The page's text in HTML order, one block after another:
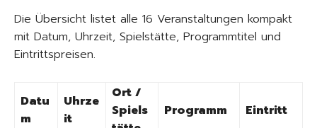
Die Übersicht listet alle 16 Veranstaltungen kompakt
mit Datum, Uhrzeit, Spielstätte, Programmtitel und
Eintrittspreisen.
Datu
m
Uhrze
it
Ort /
Spiels
Programm Eintritt